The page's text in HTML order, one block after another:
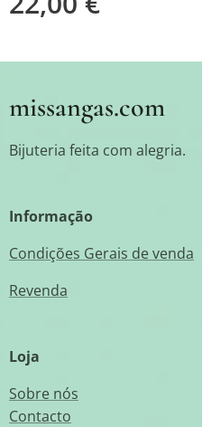
missangas.com
Bijuteria feita com alegria.
Informação
Condições Gerais de venda
Revenda
Loja
Sobre nós
Contacto